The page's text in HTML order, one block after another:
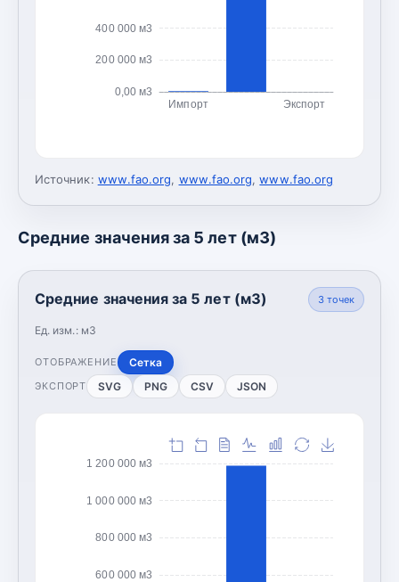
0,00 м3
200 000 м3
400 000 м3
Импорт Экспорт
Источник: www.fao.org, www.fao.org,www.fao.org
Средние значения за 5 лет (м3)
Средние значения за 5 лет (м3)
Ед. изм.: м3
3точек
ОТОБРАЖЕНИЕ Сетка
ЭКСПОРТ SVG PNG CSV JSON
600 000 м3
800 000 м3
1 000 000 м3
1 200 000 м3